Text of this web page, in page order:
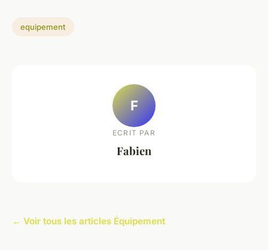
equipement
F
ECRIT PAR
Fabien
← Voir tous les articles Équipement